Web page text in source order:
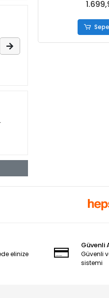
elinize
Güvenli
Güvenli
sistemi